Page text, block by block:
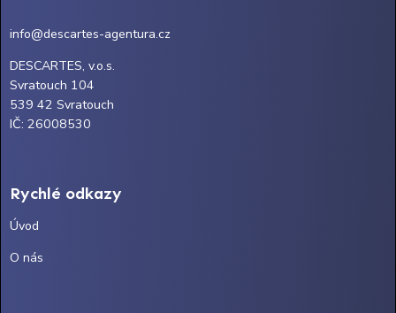
info@descartes-agentura.cz
DESCARTES, v.o.s.
Svratouch 104
539 42 Svratouch
IČ: 26008530
Rychlé odkazy
Úvod
O nás